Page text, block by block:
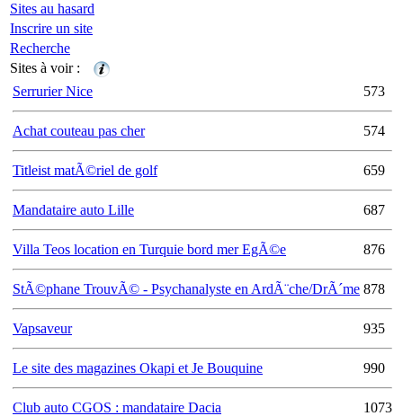
Sites au hasard
Inscrire un site
Recherche
Sites à voir :
Serrurier Nice
573
Achat couteau pas cher 574
Titleist matÃ©riel de golf 659
Mandataire auto Lille 687
Villa Teos location en Turquie bord mer EgÃ©e 876
StÃ©phane TrouvÃ© - Psychanalyste en ArdÃ¨che/DrÃ´me 878
Vapsaveur 935
Le site des magazines Okapi et Je Bouquine 990
Club auto CGOS : mandataire Dacia 1073